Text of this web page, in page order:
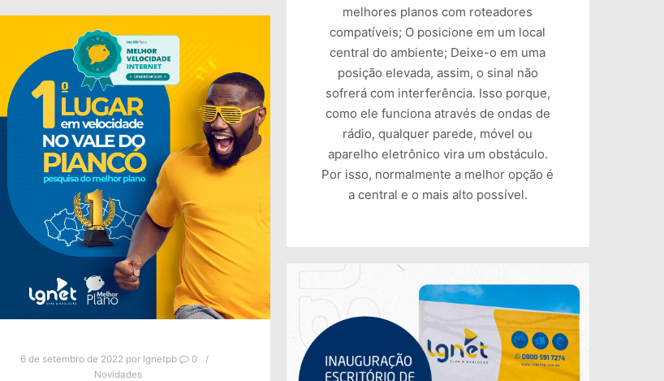
melhores planos com roteadores
compatíveis; O posicione em um local
central do ambiente; Deixe-o em uma
posição elevada, assim, o sinal não
sofrerá com interferência. Isso porque,
como ele funciona através de ondas de
rádio, qualquer parede, móvel ou
aparelho eletrônico vira um obstáculo.
Por isso, normalmente a melhor opção é
a central e o mais alto possível.
6 de setembro de 2022 por lgnetpb
0
Novidades